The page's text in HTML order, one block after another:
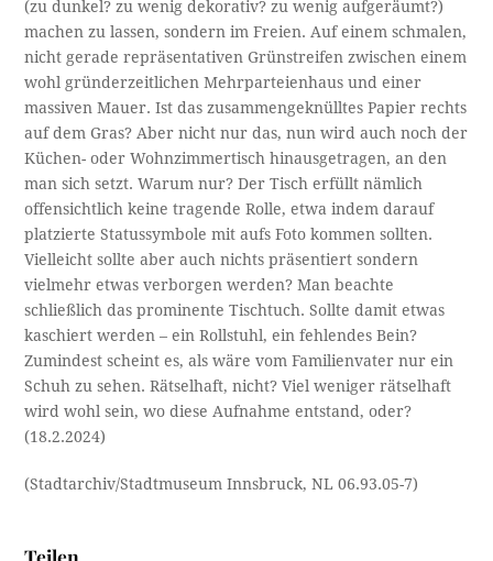
(zu dunkel? zu wenig dekorativ? zu wenig aufgeräumt?)
machen zu lassen, sondern im Freien. Auf einem schmalen,
nicht gerade repräsentativen Grünstreifen zwischen einem
wohl gründerzeitlichen Mehrparteienhaus und einer
massiven Mauer. Ist das zusammengeknülltes Papier rechts
auf dem Gras? Aber nicht nur das, nun wird auch noch der
Küchen- oder Wohnzimmertisch hinausgetragen, an den
man sich setzt. Warum nur? Der Tisch erfüllt nämlich
offensichtlich keine tragende Rolle, etwa indem darauf
platzierte Statussymbole mit aufs Foto kommen sollten.
Vielleicht sollte aber auch nichts präsentiert sondern
vielmehr etwas verborgen werden? Man beachte
schließlich das prominente Tischtuch. Sollte damit etwas
kaschiert werden – ein Rollstuhl, ein fehlendes Bein?
Zumindest scheint es, als wäre vom Familienvater nur ein
Schuh zu sehen. Rätselhaft, nicht? Viel weniger rätselhaft
wird wohl sein, wo diese Aufnahme entstand, oder?
(18.2.2024)
(Stadtarchiv/Stadtmuseum Innsbruck, NL 06.93.05-7)
Teilen